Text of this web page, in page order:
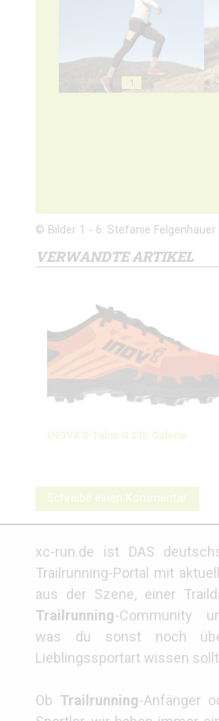
1
© Bilder 1 - 6: Stefanie
VERWANDTE ARTIKEL
INOV8 X-Talon G 235: Galerie
Schreibe einen Kommentar
xc-run.de ist DAS
Trailrunning-Portal mit
aus der Szene, einer
Trailrunning-Community
was du sonst noch
Lieblingssportart wissen
Ob Trailrunning-Anfänger